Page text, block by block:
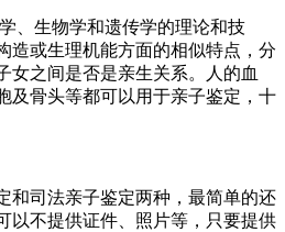
、生物学和遗传学的理论和技
造或生理机能方面的相似特点，分
女之间是否是亲生关系。人的血
及骨头等都可以用于亲子鉴定，十
和司法亲子鉴定两种，最简单的还
以不提供证件、照片等，只要提供